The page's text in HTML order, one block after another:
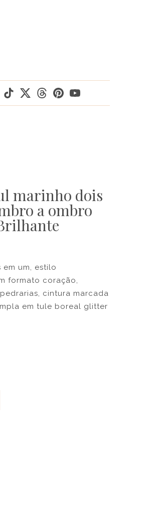
marinho dois
a ombro
um, estilo
formato coração,
cintura marcada
em tule boreal glitter